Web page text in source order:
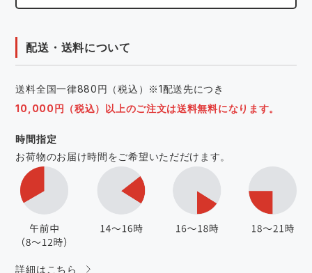
配送・送料について
送料全国一律880円（税込）※1配送先につき
10,000円（税込）以上のご注文は送料無料になります。
時間指定
お荷物のお届け時間をご希望いただだけます。
詳細はこちら